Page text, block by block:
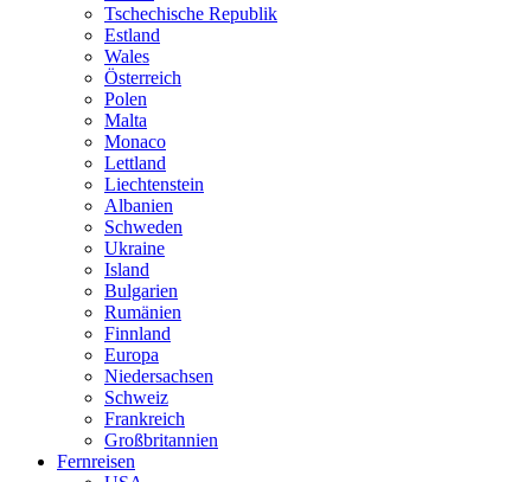
Tschechische Republik
Estland
Wales
Österreich
Polen
Malta
Monaco
Lettland
Liechtenstein
Albanien
Schweden
Ukraine
Island
Bulgarien
Rumänien
Finnland
Europa
Niedersachsen
Schweiz
Frankreich
Großbritannien
Fernreisen